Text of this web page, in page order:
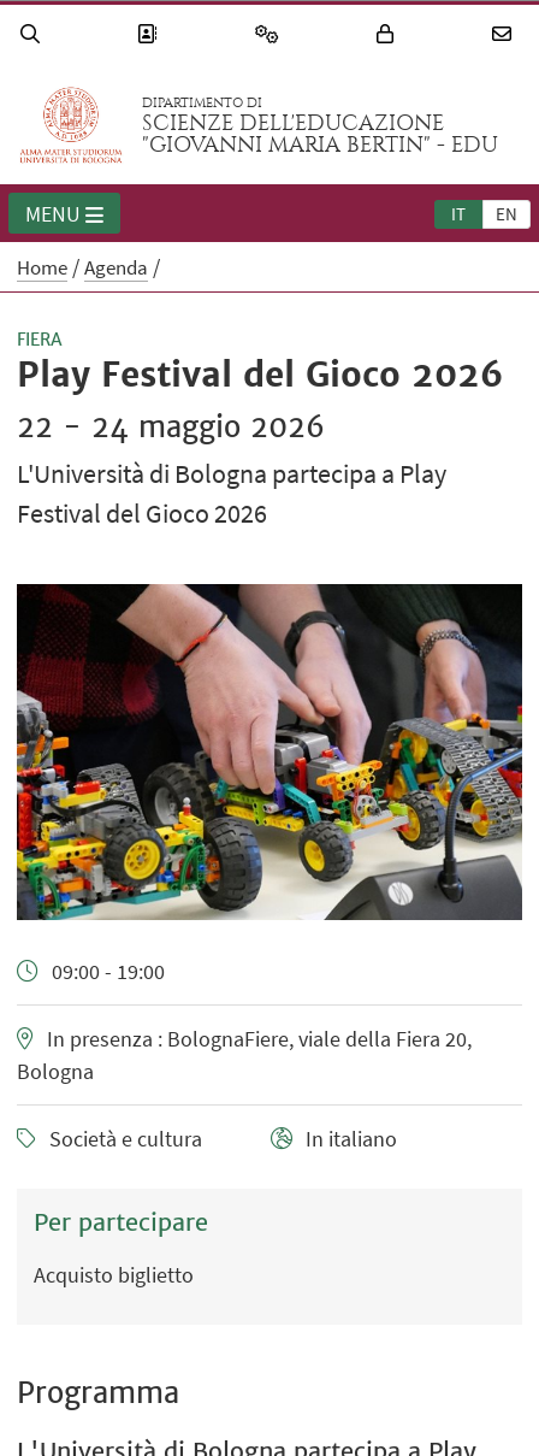
DIPARTIMENTO DI
SCIENZE DELL'EDUCAZIONE
"GIOVANNI MARIA BERTIN" - EDU
IT EN
MENU
Home Agenda
FIERA
Play Festival del Gioco 2026
22 - 24 maggio 2026
L'Università di Bologna partecipa a Play
Festival del Gioco 2026
09:00 - 19:00
In presenza : BolognaFiere, viale della Fiera 20,
Bologna
Società e cultura In italiano
Per partecipare
Acquisto biglietto
Programma